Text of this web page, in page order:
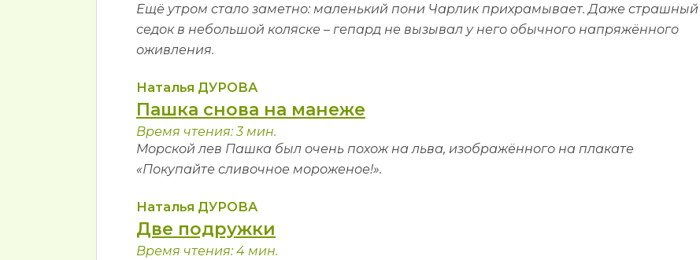
Ещё утром стало заметно: маленький пони Чарлик прихрамывает. Даже страшный
седок в небольшой коляске – гепард не вызывал у него обычного напряжённого
оживления.
Наталья ДУРОВА
Пашка снова на манеже
Время чтения: 3 мин.
Морской лев Пашка был очень похож на льва, изображённого на плакате
«Покупайте сливочное мороженое!».
Наталья ДУРОВА
Две подружки
Время чтения: 4 мин.